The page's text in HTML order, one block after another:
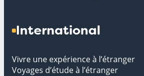
International
Vivre une expérience à l’étranger
Voyages d’étude à l’étranger